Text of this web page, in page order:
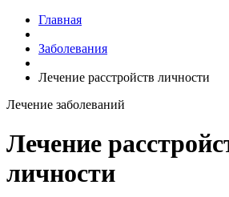
Главная
Заболевания
Лечение расстройств личности
Лечение заболеваний
Лечение
личности